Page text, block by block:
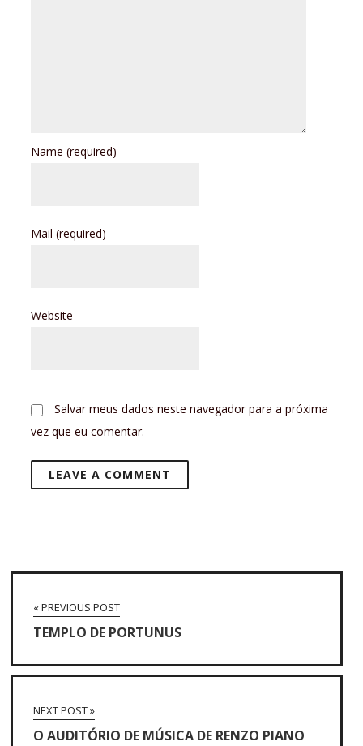
Name(required)
Mail(required)
Website
Salvar meus dados neste navegador para a próxima
vez que eu comentar.
« PREVIOUS POST
TEMPLO DE PORTUNUS
NEXT POST »
O AUDITÓRIO DE MÚSICA DE RENZO PIANO